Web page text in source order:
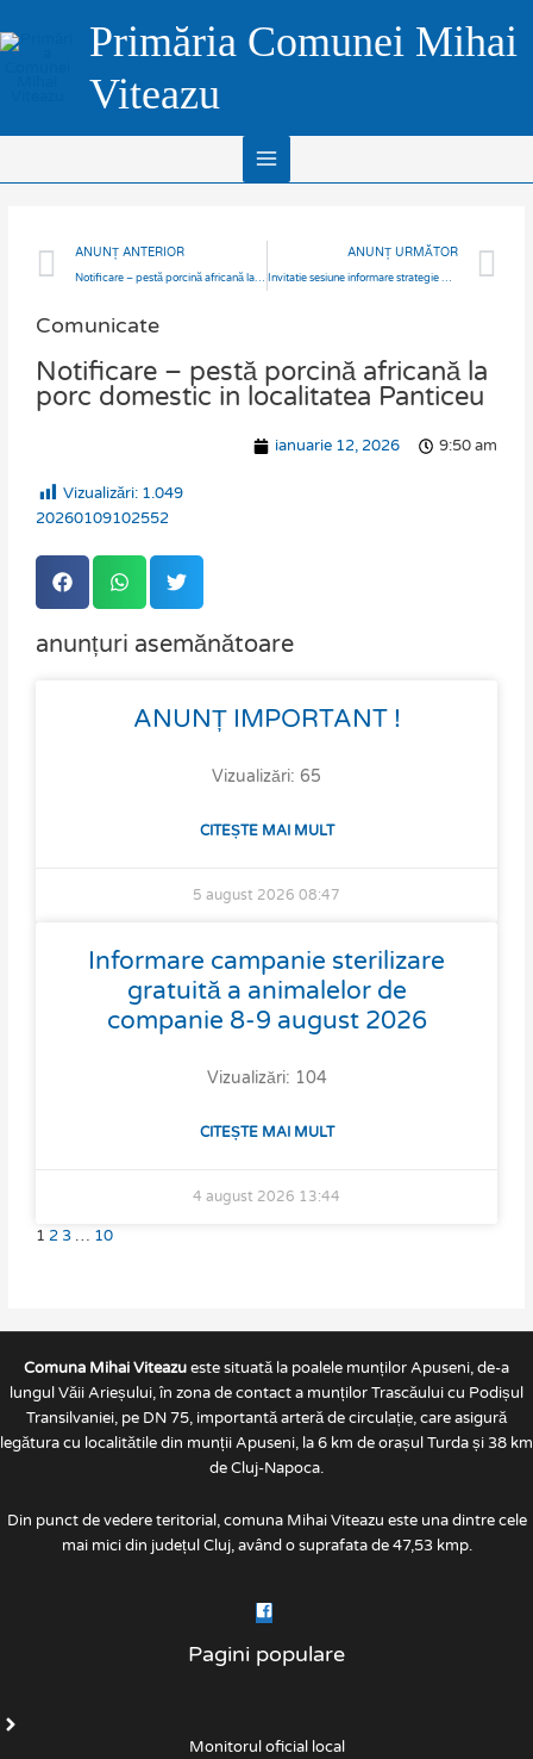
to
Primăria Comunei Mihai
Viteazu
Menu
Prev
ANUNȚ ANTERIOR
Notificare – pestă porcină africană la mistreț Fond Cinegetic 4 Bobâlna, loc. Răzbuneni, com. Bobâlna
ANUNȚ URMĂTOR
Invitatie sesiune informare strategie de dezvoltare locală 2023-2027 DR36
Comunicate
Notificare – pestă porcină africană la
porc domestic in localitatea Panticeu
ianuarie 12, 2026 9:50 am
Vizualizări: 1.049
20260109102552
anunțuri asemănătoare
ANUNȚ IMPORTANT !
Vizualizări: 65
CITEȘTE MAI MULT
5 august 2026 08:47
Informare campanie sterilizare
gratuită a animalelor de
companie 8-9 august 2026
Vizualizări: 104
CITEȘTE MAI MULT
4 august 2026 13:44
1 2 3 … 10
Comuna Mihai Viteazueste situată la poalele munților Apuseni, de-a
lungul Văii Arieșului, în zona de contact a munților Trascăului cu Podișul
Transilvaniei, pe DN 75, importantă arteră de circulație, care asigură
legătura cu localitătile din munții Apuseni, la 6 km de orașul Turda și 38 km
de Cluj-Napoca.
Din punct de vedere teritorial, comuna Mihai Viteazu este una dintre cele
mai mici din județul Cluj, având o suprafata de 47,53 kmp.
Pagini populare
Monitorul oficial local